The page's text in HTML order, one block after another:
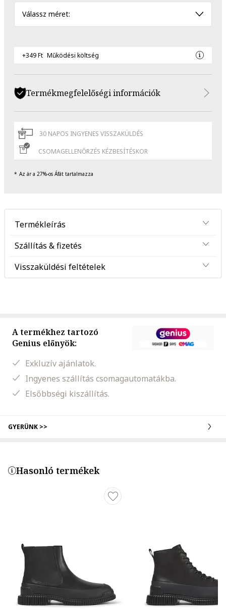
Válassz méret:
+349 Ft Működési költség
Termékmegfelelőségi információk
30 NAPOS INGYENES VISSZAKÜLDÉS
CSOMAGELLENŐRZÉS KÉZBESÍTÉSKOR
Az ár a 27%-os Áfát tartalmazza
Termékleírás
Szállítás & fizetés
Visszaküldési feltételek
A termékhez tartozó
Genius előnyök:
Exkluzív ajánlatok.
Ingyenes szállítás csomagautomatákba.
Elsőbbségi kiszállítás.
GYERÜNK >>
Hasonló termékek